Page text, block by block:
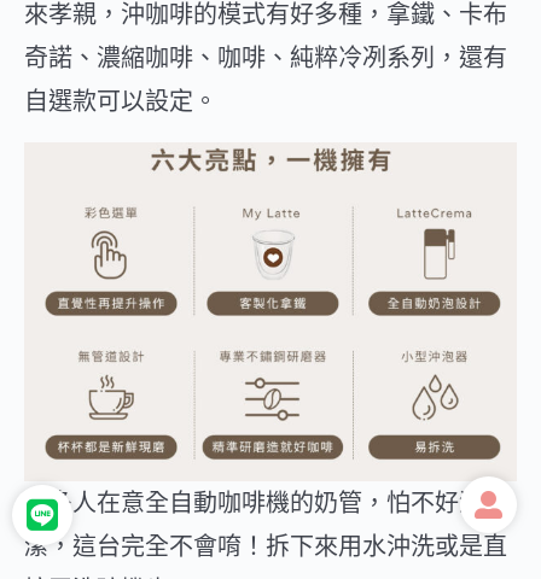
來孝親，沖咖啡的模式有好多種，拿鐵、卡布
奇諾、濃縮咖啡、咖啡、純粹冷冽系列，還有
自選款可以設定。
很多人在意全自動咖啡機的奶管，怕不好清
潔，這台完全不會唷！拆下來用水沖洗或是直